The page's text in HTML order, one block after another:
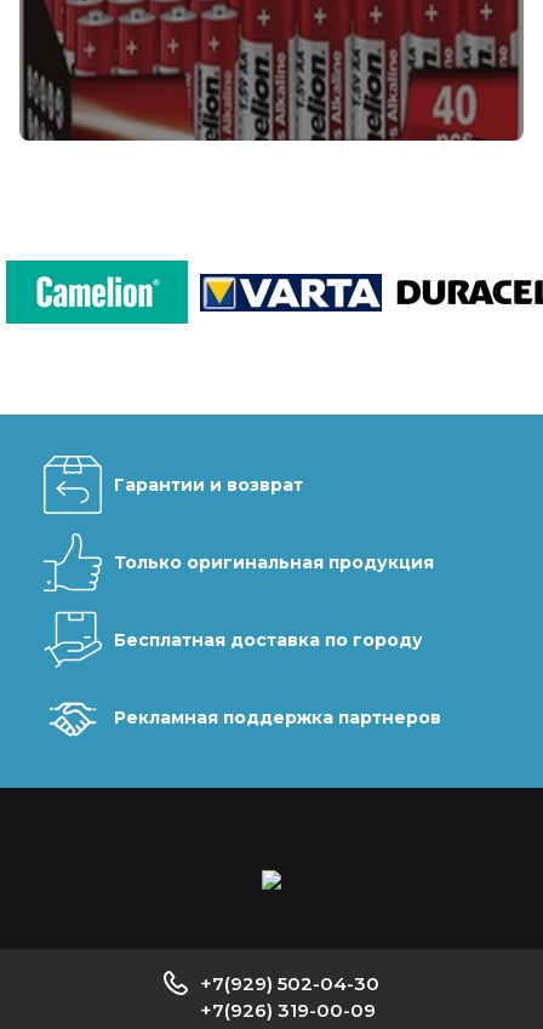
Гарантии и возврат
Только оригинальная продукция
Бесплатная доставка по городу
Рекламная поддержка партнеров
+7(929) 502-04-30
+7(926) 319-00-09